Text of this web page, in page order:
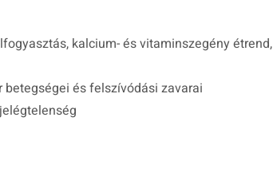
kalcium- és vitaminszegény étrend,
betegségei és felszívódási zavarai